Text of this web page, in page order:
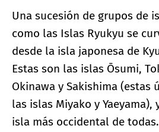
Una sucesión de grupos de
como las Islas Ryukyu se
desde la isla japonesa de
Estas son las islas Ōsumi,
Okinawa y Sakishima (estas
las islas Miyako y Yaeyama),
isla más occidental de